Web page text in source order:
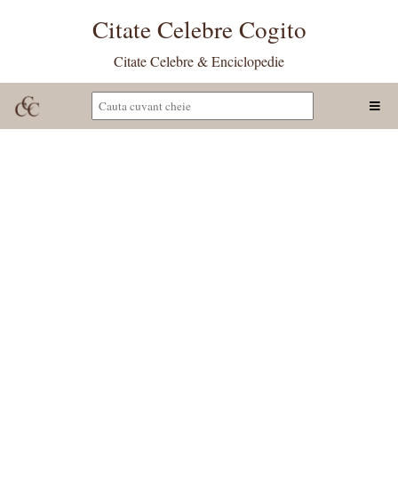
Citate Celebre Cogito
Citate Celebre & Enciclopedie